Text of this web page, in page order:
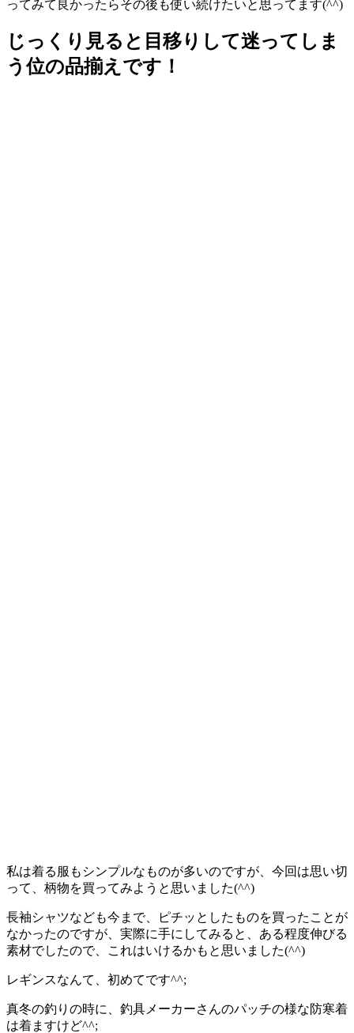
ってみて良かったらその後も使い続けたいと思ってます(^^)
じっくり 見ると目移りして迷ってしま
う位の品揃え です！
私は着る服もシンプルなものが多いのですが、今回は思い切
って、柄物を買ってみようと思いました(^^)
長袖シャツなども今まで、ピチッとしたものを買ったことが
なかったのですが、実際に手にしてみると、ある程度伸びる
素材でしたので、これはいけるかもと思いました(^^)
レギンスなんて、初めてです^^;
真冬の釣りの時に、釣具メーカーさんのパッチの様な防寒着
は着ますけど^^;